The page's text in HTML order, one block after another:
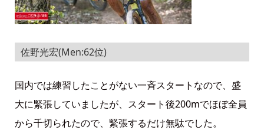
佐野光宏(Men:62位)
国内では練習したことがない一斉スタートなので、盛
大に緊張していましたが、スタート後200mでほぼ全員
から千切られたので、緊張するだけ無駄でした。